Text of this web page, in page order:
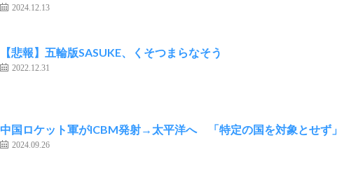
2024.12.13
【悲報】五輪版SASUKE、くそつまらなそう
2022.12.31
中国ロケット軍がICBM発射→太平洋へ 「特定の国を対象とせず」
2024.09.26